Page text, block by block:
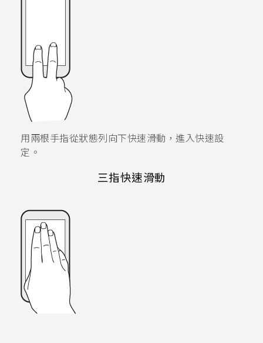
用兩根手指從狀態列向下快速滑動，進入快速設
定 。
三指快速滑動